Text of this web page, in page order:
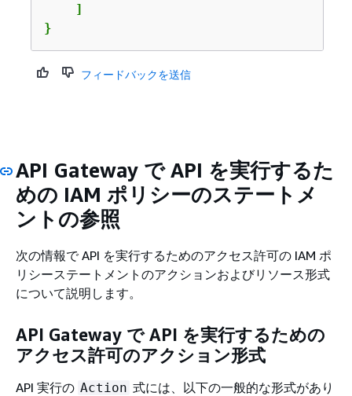
    ]
}
フィードバックを送信
API Gateway で API を実行するた
めの IAM ポリシーのステートメ
ントの参照
次の情報で API を実行するためのアクセス許可の IAM ポ
リシーステートメントのアクションおよびリソース形式
について説明します。
API Gateway で API を実行するための
アクセス許可のアクション形式
API 実行の Action 式には、以下の一般的な形式があり